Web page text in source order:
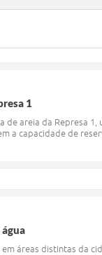
1
areia da Represa
capacidade de
áreas distintas da